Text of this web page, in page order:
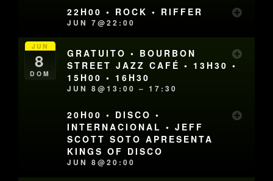
22H00 • ROCK • RIFFER
JUN 7@22:00
JUN
8
DOM
GRATUITO • BOURBON
STREET JAZZ CAFÉ • 13H30 •
15H00 • 16H30
JUN 8@13:00 – 17:30
20H00 • DISCO •
INTERNACIONAL • JEFF
SCOTT SOTO APRESENTA
KINGS OF DISCO
JUN 8@20:00